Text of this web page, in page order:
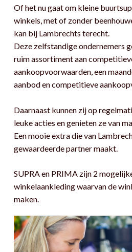
Of het nu gaat om kleine
winkels, met of zonder
kan bij Lambrechts terecht.
Deze zelfstandige ondernemers
ruim assortiment aan
aankoopvoorwaarden, een
aanbod en competitieve
Daarnaast kunnen zij op
leuke acties en genieten ze van
Een mooie extra die van
gewaardeerde partner maakt.
SUPRA en PRIMA zijn 2
winkelaankleding waarvan de
maken.